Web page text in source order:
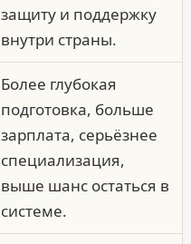
защиту и поддержку
внутри страны.
Более глубокая
подготовка, больше
зарплата, серьёзнее
специализация,
выше шанс остаться в
системе.